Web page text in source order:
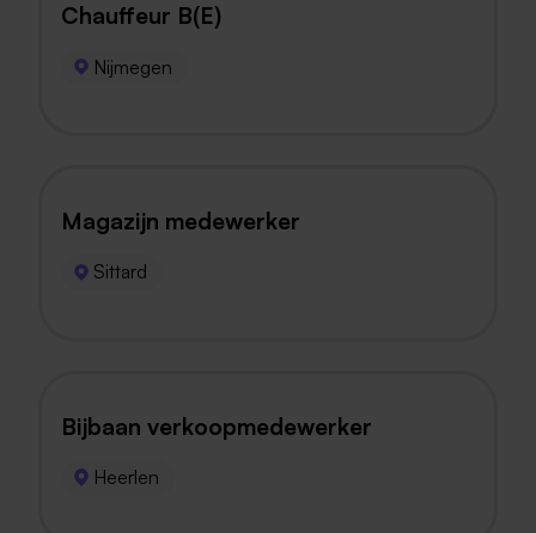
Chauffeur B(E)
Nijmegen
Magazijn medewerker
Sittard
Bijbaan verkoopmedewerker
Heerlen